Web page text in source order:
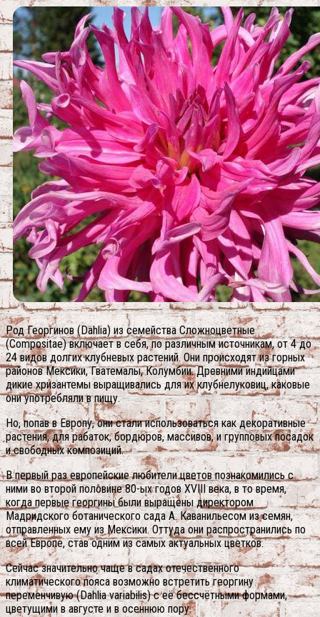
Род Георгинов (Dahlia) из семейства Сложноцветные
(Compositae) включает в себя, по различным источникам, от 4 до
24 видов долгих клубневых растений. Они происходят из горных
районов Мексики, Гватемалы, Колумбии. Древними индийцами
дикие хризантемы выращивались для их клубнелуковиц, каковые
они употребляли в пищу.
Но, попав в Европу, они стали использоваться как декоративные
растения, для рабаток, бордюров, массивов, и групповых посадок
и свободных композиций.
В первый раз европейские любители цветов познакомились с
ними во второй половине 80-ых годов XVIII века, в то время,
когда первые георгины были выращены директором
Мадридского ботанического сада А. Каванильесом из семян,
отправленных ему из Мексики. Оттуда они распространились по
всей Европе, став одним из самых актуальных цветков.
Сейчас значительно чаще в садах отечественного
климатического пояса возможно встретить георгину
переменчивую (Dahlia variabilis) с её бессчётными формами,
цветущими в августе и в осеннюю пору.